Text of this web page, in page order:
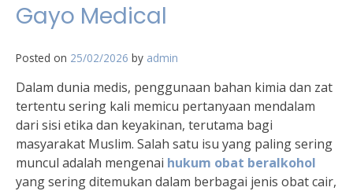
Gayo Medical
Posted on 25/02/2026 by admin
Dalam dunia medis, penggunaan bahan kimia dan zat
tertentu sering kali memicu pertanyaan mendalam
dari sisi etika dan keyakinan, terutama bagi
masyarakat Muslim. Salah satu isu yang paling sering
muncul adalah mengenai hukum obat beralkohol
yang sering ditemukan dalam berbagai jenis obat cair,